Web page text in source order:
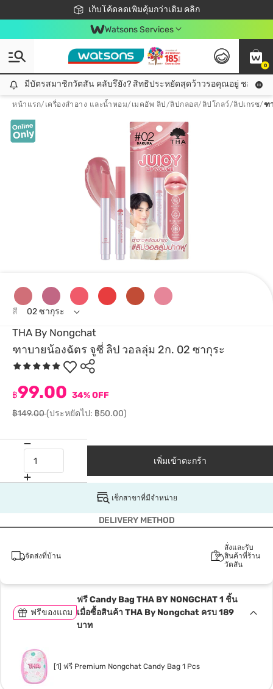
เก็บโค้ดลดเพิ่มคุ้มกว่าเดิม คลิก
ชอปออนไลน์ครั้งแรก ลดเพิ่มจุก ๆ 10%! 🎉
📦ส่งฟรี! เมื่อชอป 499฿
สมาชิกวัตสัน คลับดียังไง?
Watsons Services
0
มีบัตรสมาชิกวัตสัน คลับรึยัง? สิทธิประหยัดสุดว้าวรอคุณอยู่ ชอปคุ้มกว่าเดิม คลิก!
มีบัตรสมาชิกวัตสัน คลับรึยัง? สิทธิประหยัดสุดว้าวรอคุณอยู่ ชอปคุ้มก
หน้าแรก/ เครื่องสำอาง และน้ำหอม/ เมคอัพ ลิป /ลิปกลอส/ลิปโกลว์/ลิปเกรซ/ฑ
THA By Nongchat
ฑาบายน้องฉัตร จูซี่ ลิป วอลลุ่ม 2ก. 02 ซากุระ
฿99.00 34% OFF
฿149.00(ประหยัดไป: ฿50.00)
สี 02 ซากุระ
เพิ่มเข้าตะกร้า
เช็กสาขาที่มีจำหน่าย
DELIVERY METHOD
จัดส่งที่บ้าน
สั่งและรับ
สินค้าที่ร้าน
วัตสัน
ฟรีของแถม
ฟรี Candy Bag THA BY NONGCHAT 1 ชิ้น
เมื่อซื้อสินค้า THA By Nongchat ครบ 189
บาท
[1] ฟรี Premium Nongchat Candy Bag 1 Pcs